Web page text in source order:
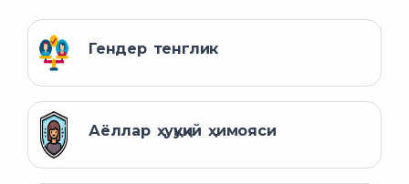
Гендер тенглик
Аёллар ҳуқуқий ҳимояси